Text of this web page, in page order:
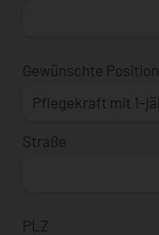
Gewünschte Position
Straße
PLZ